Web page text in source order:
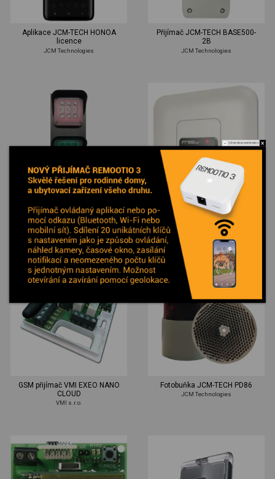
Aplikace JCM-TECH HONOA
licence
JCM Technologies
Přijímač JCM-TECH BASE500-
2B
JCM Technologies
Semafor JCM-TECH TRAFFIC
METAL
JCM Technologies
Aktivační anténa JCM-TECH
FREE 30 R
JCM Technologies
GSM přijímač VMI EXEO NANO
CLOUD
VMI s.r.o.
Fotobuňka JCM-TECH PD86
JCM Technologies
Již nezobrazovat toto okno